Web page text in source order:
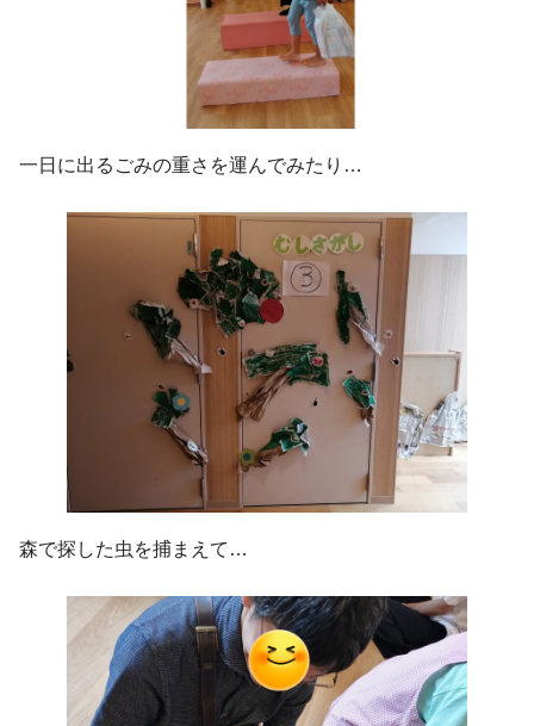
一日に出るごみの重さを運んでみたり…
森で探した虫を捕まえて…